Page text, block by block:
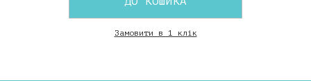
Замовити в 1 клік